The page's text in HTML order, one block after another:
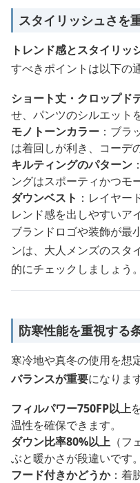
スタイリッシュさを
トレンド感とスタイリッ
すべきポイントは以下の
ショート丈・クロップド
せ、パンツのシルエット
モノトーンカラー ：ブラ
は着回しが利き、コーデ
キルティングのパターン
ングはスポーティかつモ
ダウンベスト ：レイヤー
レンド感を出しやすいア
ブランドロゴや装飾が最
ンは、大人メンズのスタ
的にチェックしましょう。
防寒性能を重視する
寒冷地や真冬の使用を想
バランスが重要になります
フィルパワー750FP以上
温性を確保できます。
ダウン比率80%以上 （
ぶと暖かさが段違いです。
フード付きかどうか：着